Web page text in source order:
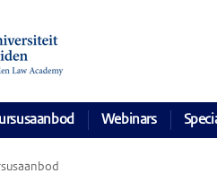
Webinars